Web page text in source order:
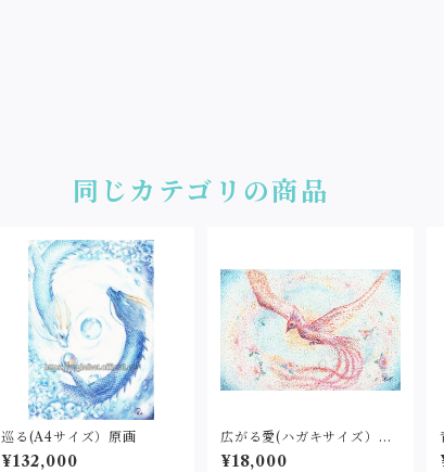
同じカテゴリの商品
巡る(A4サイズ）原画
¥132,000
広がる愛(ハガキサイズ）原
画
¥18,000